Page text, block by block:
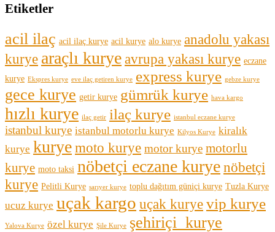
Etiketler
acil ilaç acil ilaç kurye acil kurye alo kurye anadolu yakası
kurye araçlı kuryeavrupa yakası kurye eczane
kurye Ekspres kurye eve ilaç getiren kurye express kurye gebze kurye
gece kurye getir kurye gümrük kurye hava kargo
hızlı kurye ilaç getir ilaç kurye istanbul eczane kurye
istanbul kurye istanbul motorlu kurye Kilyos Kurye kiralık
kurye kuryemoto kurye motor kurye motorlu
kurye moto taksi nöbetçi eczane kuryenöbetçi
kurye Pelitli Kurye sarıyer kurye toplu dağıtım güniçi kurye Tuzla Kurye
ucuz kurye uçak kargo uçak kuryevip kurye
Yalova Kurye özel kurye Şile Kurye şehiriçi kurye